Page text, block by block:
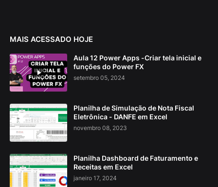
MAIS ACESSADO HOJE
Aula 12 Power Apps -Criar tela inicial e
funções do Power FX
setembro 05, 2024
Planilha de Simulação de Nota Fiscal
Eletrônica - DANFE em Excel
novembro 08, 2023
Planilha Dashboard de Faturamento e
Receitas em Excel
janeiro 17, 2024